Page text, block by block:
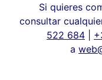
Si quieres
consultar
522 684
a